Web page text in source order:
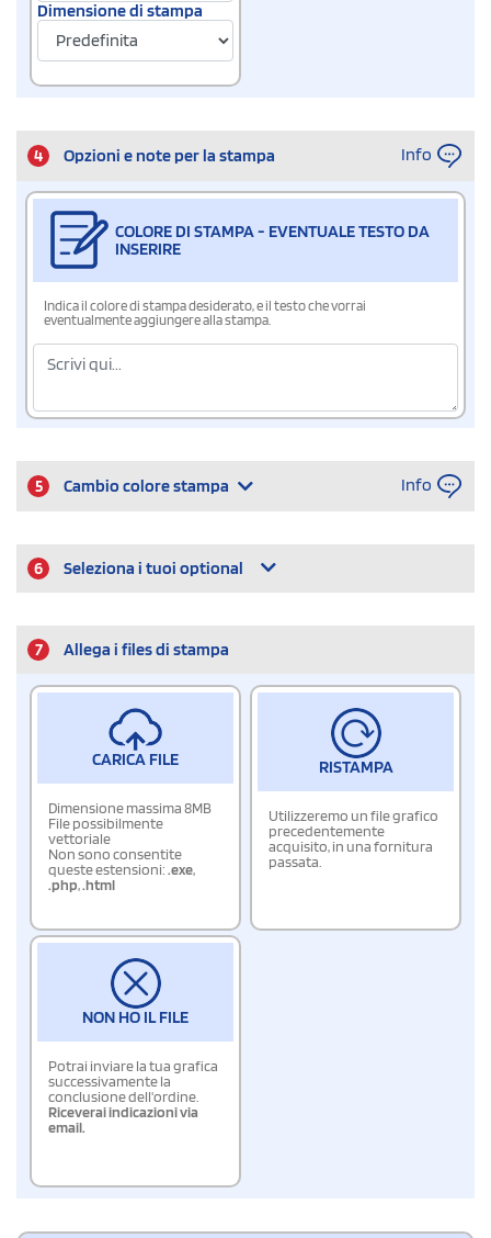
Dimensione di stampa
4 Opzioni e note per la stampa Info
COLORE DI STAMPA - EVENTUALE TESTO DA
INSERIRE
Indica il colore di stampa desiderato, e il testo che vorrai
eventualmente aggiungere alla stampa.
5 Cambio colore stampa Info
6 Seleziona i tuoi optional
7 Allega i files di stampa
CARICA FILE
Dimensione massima 8MB
File possibilmente
vettoriale
Non sono consentite
queste estensioni:.exe,
.php,.html
RISTAMPA
Utilizzeremo un file grafico
precedentemente
acquisito, in una fornitura
passata.
NON HO IL FILE
Potrai inviare la tua grafica
successivamente la
conclusione dell'ordine.
Riceverai indicazioni via
email.